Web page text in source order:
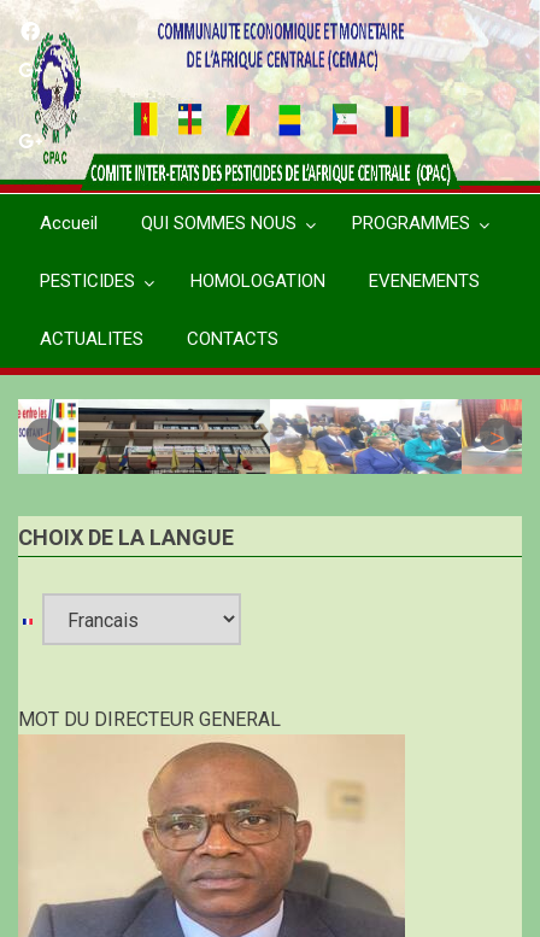
Aller
contenu
principal
Accueil QUI SOMMES NOUS PROGRAMMES
PESTICIDES HOMOLOGATION EVENEMENTS
ACTUALITES CONTACTS
CHOIX DE LA LANGUE
language
MOT DU DIRECTEUR GENERAL